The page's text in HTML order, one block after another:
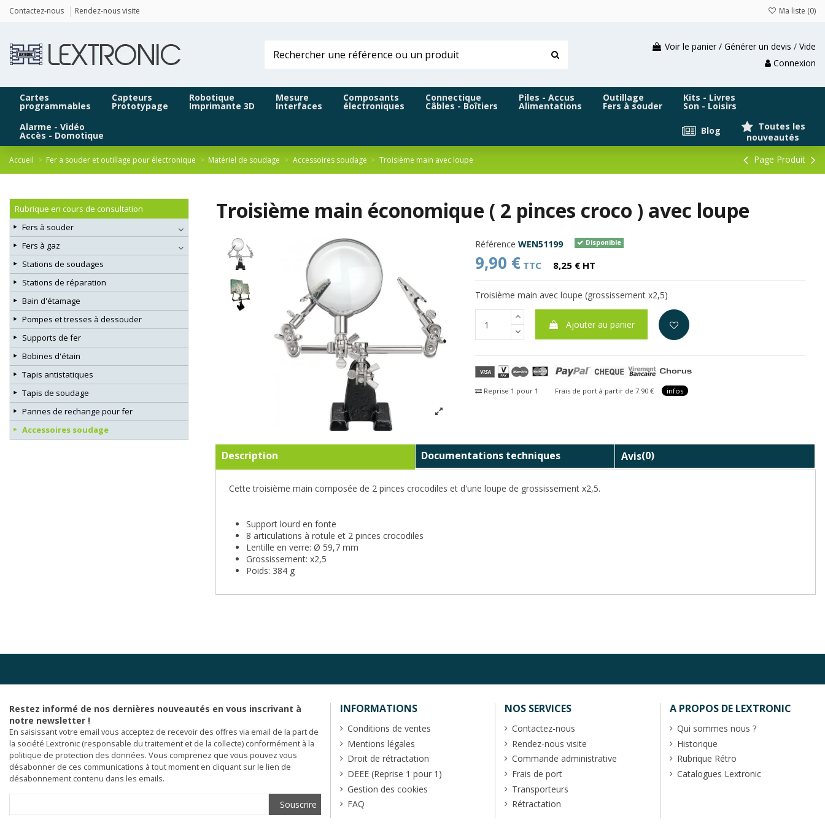
Contactez-nous Rendez-nous visite Ma liste (0)
Voir le panier / Générer un devis / Vide
Connexion
Cartes
programmables
Capteurs
Prototypage
Robotique
Imprimante 3D
Mesure
Interfaces
Composants
électroniques
Connectique
Câbles - Boîtiers
Piles - Accus
Alimentations
Outillage
Fers à souder
Kits - Livres
Son - Loisirs
Alarme - Vidéo
Accès - Domotique
Toutes les
nouveautés
Blog
Accueil Fer a souder et outillage pour électronique Matériel de soudage Accessoires soudage Troisième main avec loupe Page Produit
Troisième main économique ( 2 pinces croco ) avec loupe
Référence WEN51199 Disponible
9,90 € TTC 8,25 € HT
Troisième main avec loupe (grossissement x2,5)
Ajouter au panier
Reprise 1 pour 1 Frais de port à partir de 7.90 € infos
Description Documentations techniques Avis(0)
Cette troisième main composée de 2 pinces crocodiles et d'une loupe de grossissement x2,5.
Support lourd en fonte
8 articulations à rotule et 2 pinces crocodiles
Lentille en verre: Ø 59,7 mm
Grossissement: x2,5
Poids: 384 g
Rubrique en cours de consultation
Fers à souder
Fers à gaz
Stations de soudages
Stations de réparation
Bain d'étamage
Pompes et tresses à dessouder
Supports de fer
Bobines d'étain
Tapis antistatiques
Tapis de soudage
Pannes de rechange pour fer
Accessoires soudage
Restez informé de nos dernières nouveautés en vous inscrivant à
notre newsletter !
En saisissant votre email vous acceptez de recevoir des offres via email de la part de
la société Lextronic (responsable du traitement et de la collecte) conformément à la
politique de protection des données. Vous comprenez que vous pouvez vous
désabonner de ces communications à tout moment en cliquant sur le lien de
désabonnement contenu dans les emails.
INFORMATIONS
Conditions de ventes
Mentions légales
Droit de rétractation
DEEE (Reprise 1 pour 1)
Gestion des cookies
FAQ
NOS SERVICES
Contactez-nous
Rendez-nous visite
Commande administrative
Frais de port
Transporteurs
Rétractation
A PROPOS DE LEXTRONIC
Qui sommes nous ?
Historique
Rubrique Rétro
Catalogues Lextronic
Panneau de gestion des cookies